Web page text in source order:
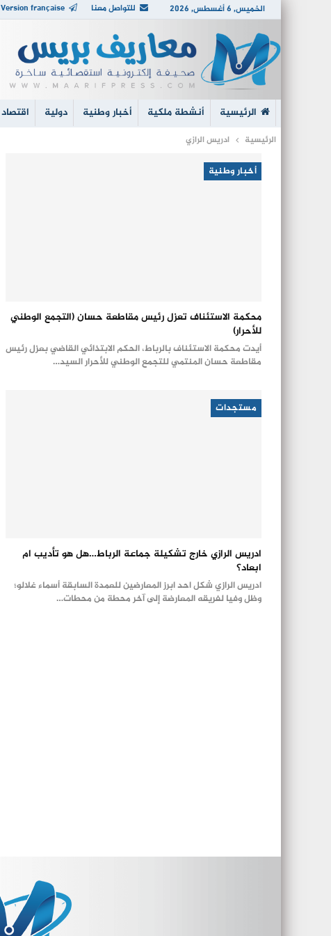
الخميس, 6 أغسطس, 2026 للتواصل معنا Version française
الرئيسية أنشطة ملكية أخبار وطنية دولية اقتصاد
الرئيسية ادريس الرازي
أخبار وطنية
محكمة الاستئناف تعزل رئيس مقاطعة حسان (التجمع الوطني
للأحرار)
أيدت محكمة الاستئناف بالرباط، الحكم الابتذائي القاضي بعزل رئيس
مقاطعة حسان المنتمي للتجمع الوطني للأحرار السيد…
مستجدات
ادريس الرازي خارج تشكيلة جماعة الرباط…هل هو تأديب ام
ابعاد؟
ادريس الرازي شكل احد ابرز المعارضين للعمدة السابقة أسماء غلالو؛
وظل وفيا لفريقه المعارضة إلى آخر محطة من محطات…